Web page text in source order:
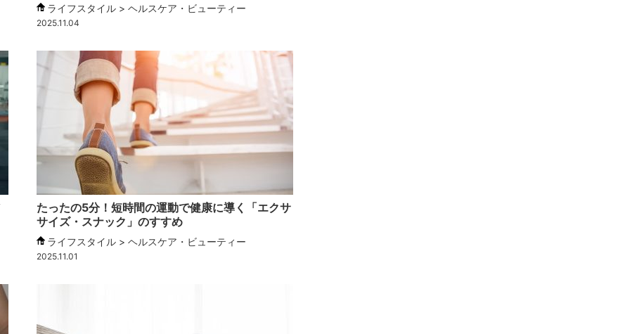
ライフスタイル > ヘルスケア・ビューティー
2025.11.04
たったの5分！短時間の運動で健康に導く「エクサ
サイズ・スナック」のすすめ
ライフスタイル > ヘルスケア・ビューティー
2025.11.01